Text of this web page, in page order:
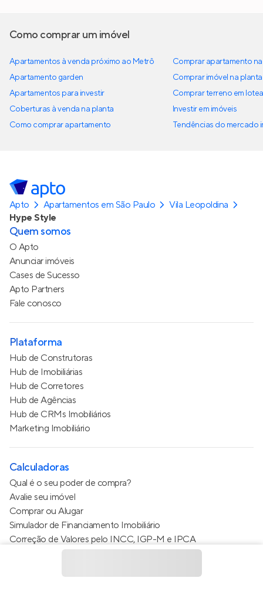
Como comprar um imóvel
Apartamentos à venda próximo ao Metrô
Apartamento garden
Apartamentos para investir
Coberturas à venda na planta
Como comprar apartamento
Comprar apartamento
Comprar imóvel na planta
Comprar terreno em
Investir em imóveis
Tendências do mercado
Apto Apartamentos em São Paulo
Vila Leopoldina
Hype Style
Quem somos
O Apto
Anunciar imóveis
Cases de Sucesso
Apto Partners
Fale conosco
Plataforma
Hub de Construtoras
Hub de Imobiliárias
Hub de Corretores
Hub de Agências
Hub de CRMs Imobiliários
Marketing Imobiliário
Calculadoras
Qual é o seu poder de compra?
Avalie seu imóvel
Comprar ou Alugar
Simulador de Financiamento Imobiliário
Correção de Valores pelo INCC, IGP-M e IPCA
Estimativa de valor do condomínio